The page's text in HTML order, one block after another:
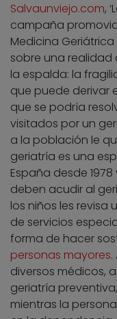
Salvaunviejo.com,
campaña
Medicina
sobre una realidad
la espalda: la
que puede derivar
que se podría
visitados por un
a la población le
geriatría es una
España desde
deben acudir al
los niños les revisa
de servicios
forma de hacer
personas mayores
diversos médicos,
geriatría
mientras la